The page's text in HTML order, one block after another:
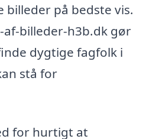
på bedste vis.
billeder-h3b.dk gør
dygtige fagfolk i
stå for
for hurtigt at